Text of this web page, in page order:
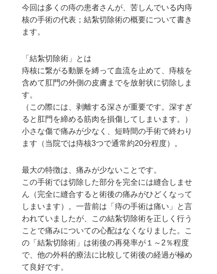
今回は多くの痔の患者さんが、苦しんでいる内痔
核の手術の代表；結紮切除術の概要について書き
ます。
「結紮切除術」とは
痔核に繋がる動脈を縛って血流を止めて、痔核を
含めて肛門の外側の皮膚までを放射状に切除しま
す。
（この際には、剥離する深さが重要です。深すぎ
ると肛門を締める筋肉を損傷してしまいます。）
小さな傷で痛みが少なく、短時間の手術で終わり
ます（当院では痔核3つで通常約20分程度）。
最大の特徴は、痛みが少ないことです。
この手術では切除した部分を完全には縫合しませ
ん（完全に縫合すると術後の痛みがひどくなって
しまいます）。一昔前は「痔の手術は痛い」と言
われていましたが、この結紮切除術を正しく行う
ことで痛みについての心配はなくなりました。こ
の「結紮切除術」は術後の再発率が１～2％程度
で、他の外科的療法に比較して術後の経過が極め
て良好です。